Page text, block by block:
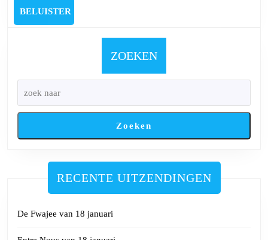
Broeck
met
Nathalie
Jongh
Danker
BELUISTER
ZOEKEN
Zoeken
RECENTE UITZENDINGEN
De Fwajee van 18 januari